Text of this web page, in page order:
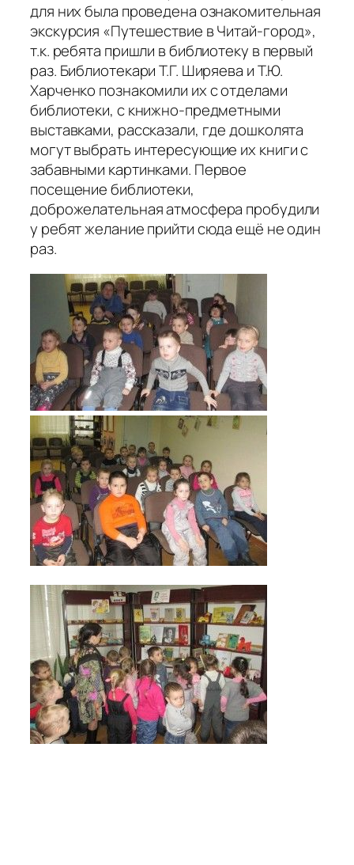
для них была проведена ознакомительная
экскурсия «Путешествие в Читай-город»,
т.к. ребята пришли в библиотеку в первый
раз. Библиотекари Т.Г. Ширяева и Т.Ю.
Харченко познакомили их с отделами
библиотеки, с книжно-предметными
выставками, рассказали, где дошколята
могут выбрать интересующие их книги с
забавными картинками. Первое
посещение библиотеки,
доброжелательная атмосфера пробудили
у ребят желание прийти сюда ещё не один
раз.